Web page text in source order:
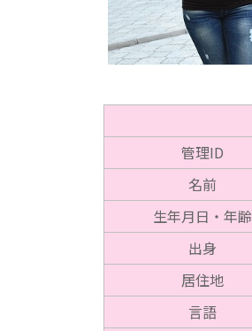
管理ID
名前
生年月日・年齢
出身
居住地
言語